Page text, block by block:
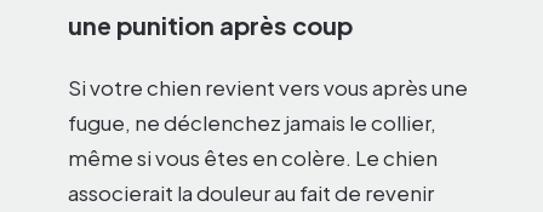
une punition après coup
Si votre chien revient vers vous après une
fugue, ne déclenchez jamais le collier,
même si vous êtes en colère. Le chien
associerait la douleur au fait de revenir